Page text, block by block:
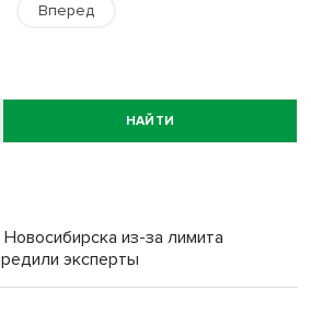
Вперед
НАЙТИ
из-за лимита
эксперты